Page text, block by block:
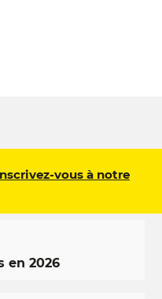
vous à notre
en 2026